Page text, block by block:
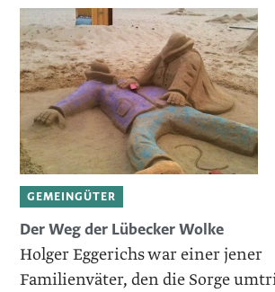
GEMEINGÜTER
Der Weg der Lübecker Wolke
Holger Eggerichs war einer jener
Familienväter, den die Sorge